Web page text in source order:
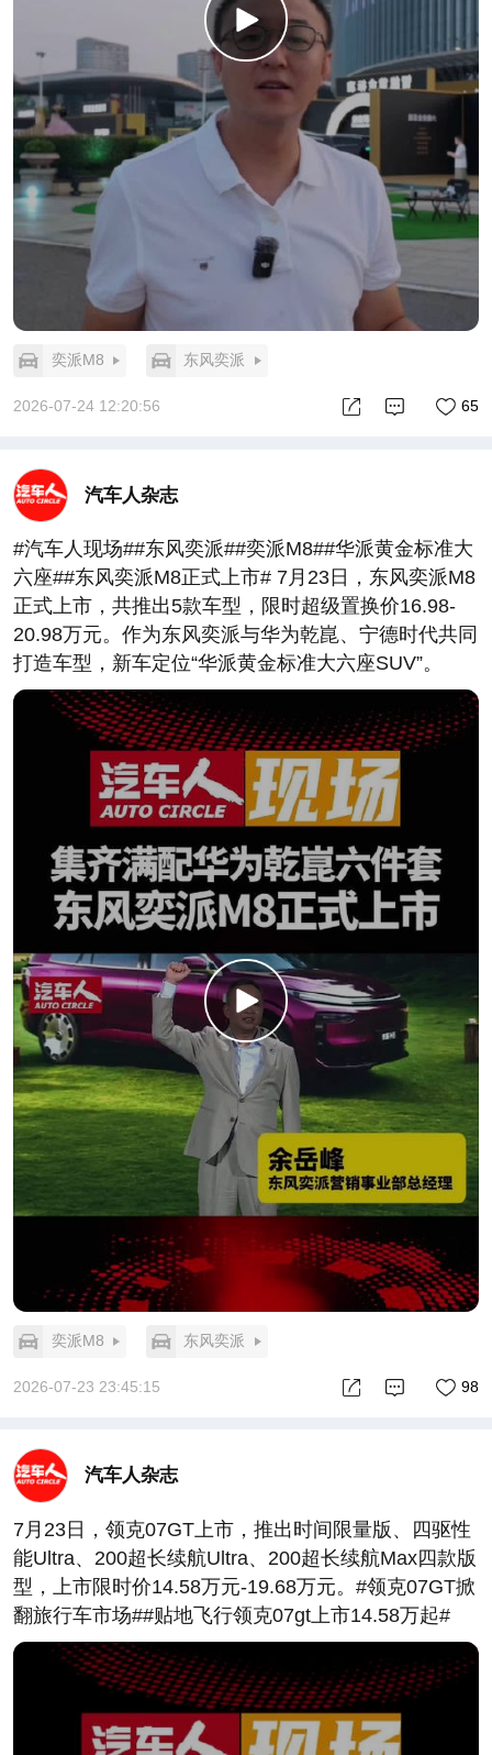
奕派M8 东风奕派
2026-07-24 12:20:56 65
汽车人杂志
#汽车人现场##东风奕派##奕派M8##华派黄金标准大
六座##东风奕派M8正式上市# 7月23日，东风奕派M8
正式上市，共推出5款车型，限时超级置换价16.98-
20.98万元。作为东风奕派与华为乾崑、宁德时代共同
打造车型，新车定位“华派黄金标准大六座SUV”。
奕派M8 东风奕派
2026-07-23 23:45:15 98
汽车人杂志
7月23日，领克07GT上市，推出时间限量版、四驱性
能Ultra、200超长续航Ultra、200超长续航Max四款版
型，上市限时价14.58万元-19.68万元。#领克07GT掀
翻旅行车市场##贴地飞行领克07gt上市14.58万起#